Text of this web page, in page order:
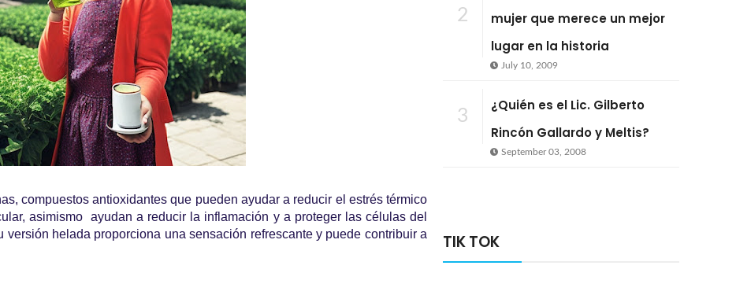
compuestos antioxidantes que pueden ayudar a reducir el estrés térmico
asimismo ayudan a reducir la inflamación y a proteger las células del
helada proporciona una sensación refrescante y puede contribuir a
2
mujer que merece un mejor
lugar en la historia
July 10, 2009
3
¿Quién es el Lic. Gilberto
Rincón Gallardo y Meltis?
September 03, 2008
TIK TOK